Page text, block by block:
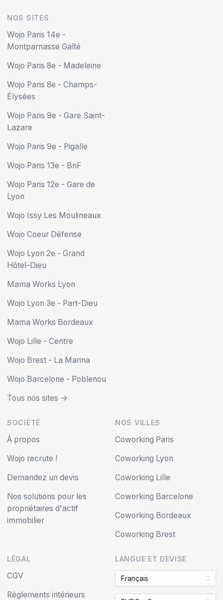
NOS SITES
Wojo Paris 14e -
Montparnasse Gaîté
Wojo Paris 8e - Madeleine
Wojo Paris 8e - Champs-
Élysées
Wojo Paris 9e - Gare Saint-
Lazare
Wojo Paris 9e - Pigalle
Wojo Paris 13e - BnF
Wojo Paris 12e - Gare de
Lyon
Wojo Issy Les Moulineaux
Wojo Coeur Défense
Wojo Lyon 2e - Grand
Hôtel-Dieu
Mama Works Lyon
Wojo Lyon 3e - Part-Dieu
Mama Works Bordeaux
Wojo Lille - Centre
Wojo Brest - La Marina
Wojo Barcelone - Poblenou
Tous nos sites ->
SOCIÉTÉ
À propos
Wojo recrute !
Demandez un devis
Nos solutions pour les
propriétaires d'actif
immobilier
NOS VILLES
Coworking Paris
Coworking Lyon
Coworking Lille
Coworking Barcelone
Coworking Bordeaux
Coworking Brest
LÉGAL
CGV
Règlements intérieurs
LANGUE ET DEVISE
Français